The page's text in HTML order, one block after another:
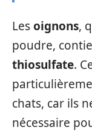
Lesoignons,
poudre,
thiosulfate.
chats, car ils
nécessaire